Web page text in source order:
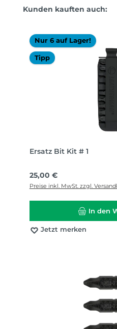
Produktgalerie überspringen
Kunden kauften auch:
Nur 6 auf Lager!
Tipp
Ersatz Bit Kit # 1
Regulärer Preis:
25,00 €
Preise inkl. MwSt. zzgl.
In den
Jetzt merken